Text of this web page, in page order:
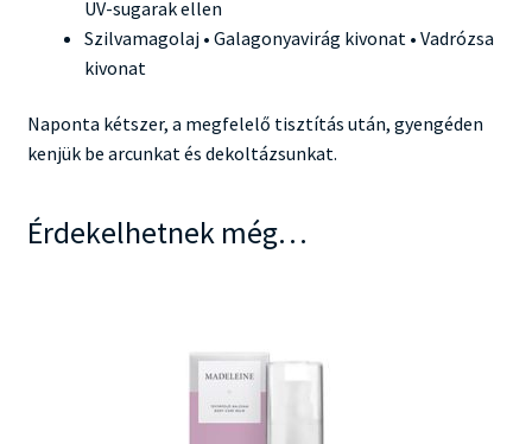
UV-sugarak ellen
Szilvamagolaj • Galagonyavirág kivonat • Vadrózsa
kivonat
Naponta kétszer, a megfelelő tisztítás után, gyengéden
kenjük be arcunkat és dekoltázsunkat.
Érdekelhetnek még…